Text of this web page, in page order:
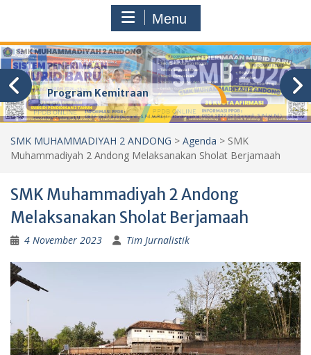
Menu
Program Kemitraan
SMK MUHAMMADIYAH 2 ANDONG > Agenda > SMK
Muhammadiyah 2 Andong Melaksanakan Sholat Berjamaah
SMK Muhammadiyah 2 Andong
Melaksanakan Sholat Berjamaah
4 November 2023 Tim Jurnalistik